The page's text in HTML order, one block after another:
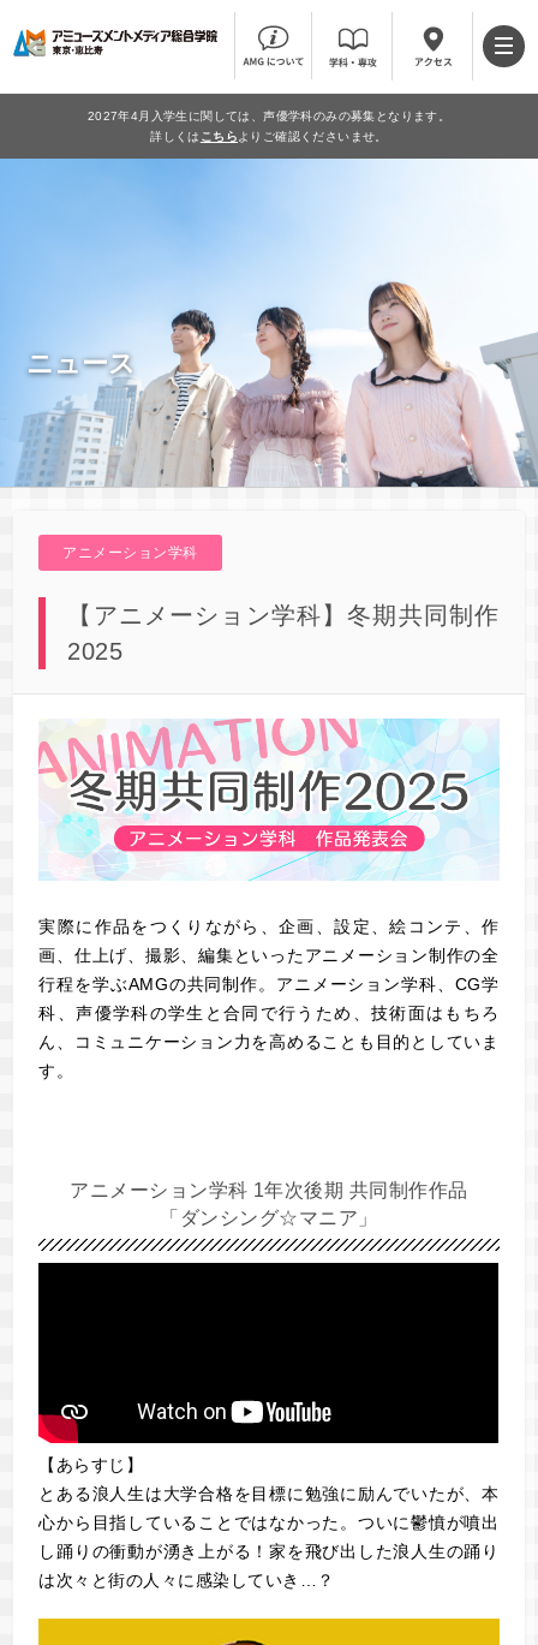
2027年4月入学生に関しては、声優学科のみの募集となります。
詳しくは こちら よりご確認くださいませ。
ニュース
アニメーション学科
【アニメーション学科】冬期共同制作
2025
実際に作品をつくりながら、企画、設定、絵コンテ、作
画、仕上げ、撮影、編集といったアニメーション制作の全
行程を学ぶAMGの共同制作。アニメーション学科、CG学
科、声優学科の学生と合同で行うため、技術面はもちろ
ん、コミュニケーション力を高めることも目的としていま
す。
アニメーション学科 1年次後期 共同制作作品
「ダンシング☆マニア」
【あらすじ】
とある浪人生は大学合格を目標に勉強に励んでいたが、本
心から目指していることではなかった。ついに鬱憤が噴出
し踊りの衝動が湧き上がる！家を飛び出した浪人生の踊り
は次々と街の人々に感染していき…？